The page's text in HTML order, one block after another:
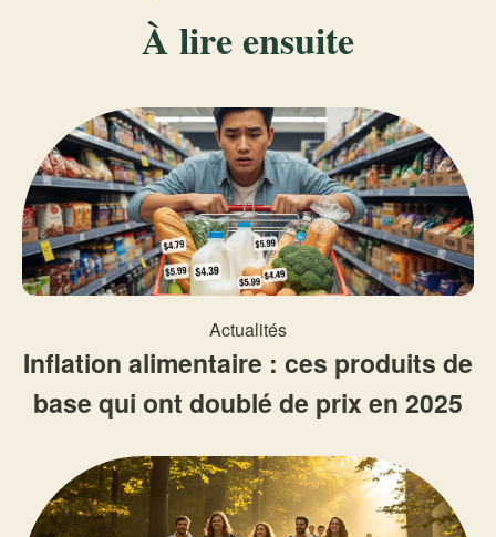
À lire ensuite
Actualités
Inflation alimentaire : ces produits de
base qui ont doublé de prix en 2025